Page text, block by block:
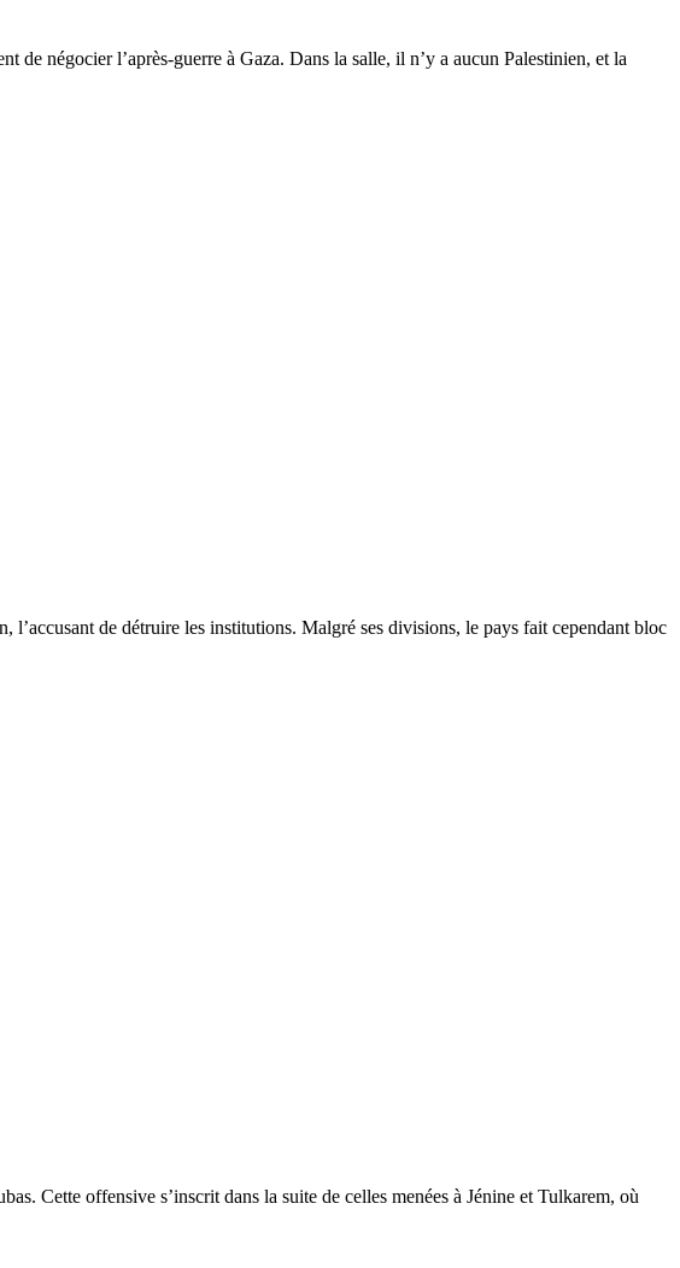
négocier l’après-guerre à Gaza. Dans la salle, il n’y a aucun Palestinien, et la
de détruire les institutions. Malgré ses divisions, le pays fait cependant bloc
Cette offensive s’inscrit dans la suite de celles menées à Jénine et Tulkarem, où